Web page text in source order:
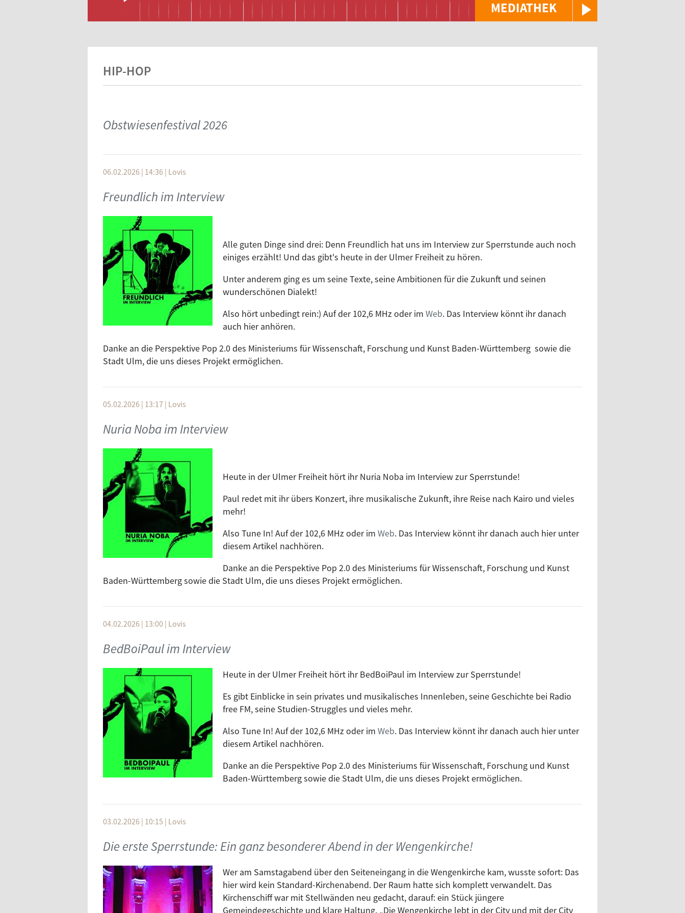
MEDIATHEK
HIP-HOP
Obstwiesenfestival 2026
06.02.2026 | 14:36 | Lovis
Freundlich im Interview
Alle guten Dinge sind drei: Denn Freundlich hat uns im Interview zur Sperrstunde auch noch
einiges erzählt! Und das gibt's heute in der Ulmer Freiheit zu hören.
Unter anderem ging es um seine Texte, seine Ambitionen für die Zukunft und seinen
wunderschönen Dialekt!
Also hört unbedingt rein:) Auf der 102,6 MHz oder im Web. Das Interview könnt ihr danach
auch hier anhören.
Danke an die Perspektive Pop 2.0 des Ministeriums für Wissenschaft, Forschung und Kunst Baden-Württemberg sowie die
Stadt Ulm, die uns dieses Projekt ermöglichen.
05.02.2026 | 13:17 | Lovis
Nuria Noba im Interview
Heute in der Ulmer Freiheit hört ihr Nuria Noba im Interview zur Sperrstunde!
Paul redet mit ihr übers Konzert, ihre musikalische Zukunft, ihre Reise nach Kairo und vieles
mehr!
Also Tune In! Auf der 102,6 MHz oder im Web. Das Interview könnt ihr danach auch hier unter
diesem Artikel nachhören.
Danke an die Perspektive Pop 2.0 des Ministeriums für Wissenschaft, Forschung und Kunst
Baden-Württemberg sowie die Stadt Ulm, die uns dieses Projekt ermöglichen.
04.02.2026 | 13:00 | Lovis
BedBoiPaul im Interview
Heute in der Ulmer Freiheit hört ihr BedBoiPaul im Interview zur Sperrstunde!
Es gibt Einblicke in sein privates und musikalisches Innenleben, seine Geschichte bei Radio
free FM, seine Studien-Struggles und vieles mehr.
Also Tune In! Auf der 102,6 MHz oder im Web. Das Interview könnt ihr danach auch hier unter
diesem Artikel nachhören.
Danke an die Perspektive Pop 2.0 des Ministeriums für Wissenschaft, Forschung und Kunst
Baden-Württemberg sowie die Stadt Ulm, die uns dieses Projekt ermöglichen.
03.02.2026 | 10:15 | Lovis
Die erste Sperrstunde: Ein ganz besonderer Abend in der Wengenkirche!
Wer am Samstagabend über den Seiteneingang in die Wengenkirche kam, wusste sofort: Das
hier wird kein Standard-Kirchenabend. Der Raum hatte sich komplett verwandelt. Das
Kirchenschiff war mit Stellwänden neu gedacht, darauf: ein Stück jüngere
Gemeindegeschichte und klare Haltung. „Die Wengenkirche lebt in der City und mit der City